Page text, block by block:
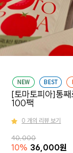
[토마토피아]통
100팩
0 개의 리뷰 보기
40,000
10% 36,000원